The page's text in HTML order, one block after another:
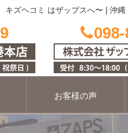
キズヘコミ はザップスへ〜 沖縄
お客様の声